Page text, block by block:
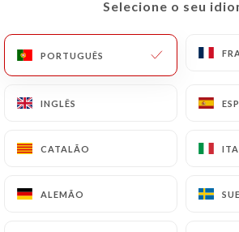
Selecione o seu
PORTUGUÊS
INGLÊS
CATALÃO
ALEMÃO
PÁGINA INICIAL
Selecione o seu
PORTUGUÊS
INGLÊS
CATALÃO
ALEMÃO